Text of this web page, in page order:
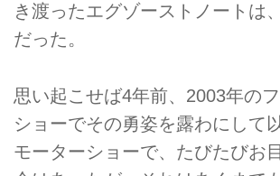
き渡ったエグゾーストノートは
だった。
思い起こせば4年前、2003年の
ショーでその勇姿を露わにして
モーターショーで、たびたびお